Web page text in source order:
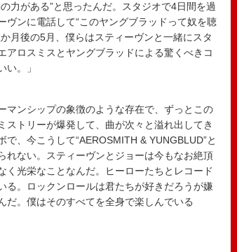
力がある”と思ったんだ。スタジオで4日間を過
ンに電話して“このヤングブラッドって奴を聴
月後の5月、僕らはスティーヴンと一緒にスタ
ロスミスとヤングブラッドによる驚くべきコ
。」
マンシップの象徴のような存在で、ずっとこの
トリーが爆発して、曲が次々と溢れ出してき
、今こうして“AEROSMITH & YUNGBLUD”と
れない。スティーヴンとジョーは今もなお絶頂
光栄なことなんだ。ヒーローたちとレコード
る。ロックンロールは君たちが好きだろうが嫌
だ。僕はそのすべてを全身で楽しんでいる